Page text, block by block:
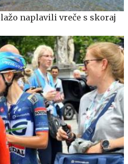
naplavili vreče s skoraj